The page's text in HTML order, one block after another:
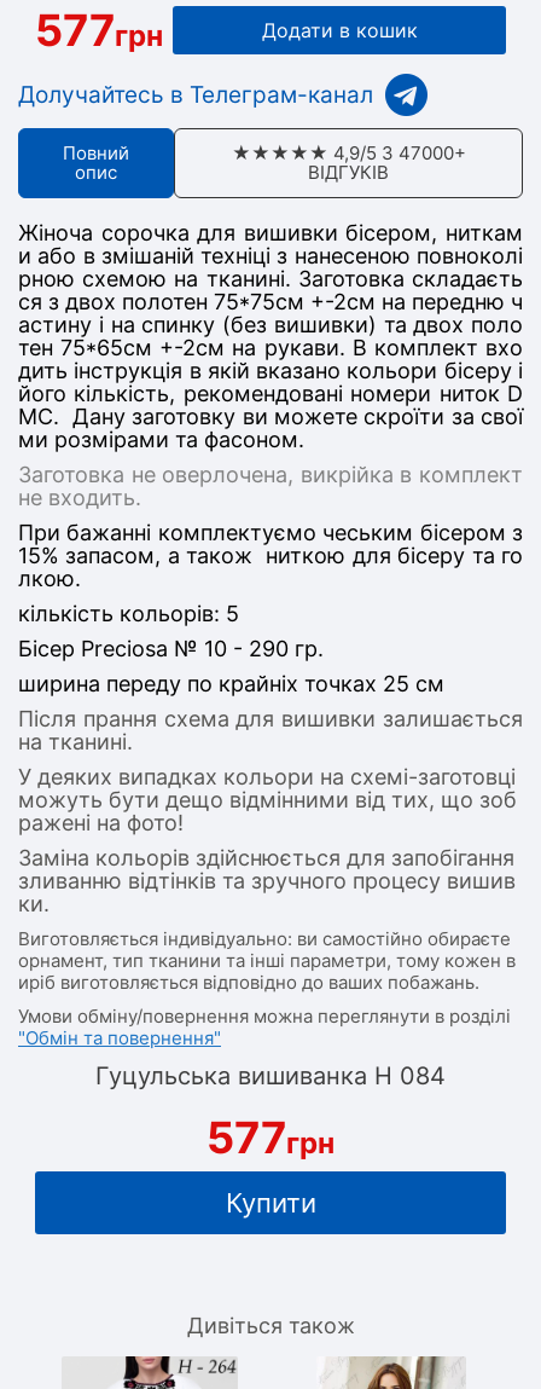
577грн Додати в кошик
Долучайтесь в Телеграм-канал
Повний
опис
★★★★★ 4,9/5 З 47000+
ВІДГУКІВ
Жіноча сорочка для вишивки бісером, ниткам
и або в змішаній техніці з нанесеною повноколі
рною схемою на тканині. Заготовка складаєть
ся з двох полотен 75*75см +-2см на передню ч
астину і на спинку (без вишивки) та двох поло
тен 75*65см +-2см на рукави. В комплект вхо
дить інструкція в якій вказано кольори бісеру і
його кількість, рекомендовані номери ниток D
MC. Дану заготовку ви можете скроїти за свої
ми розмірами та фасоном.
Заготовка не оверлочена, викрійка в комплект
не входить.
При бажанні комплектуємо чеським бісером з
15% запасом, а також ниткою для бісеру та го
лкою.
кількість кольорів: 5
Бісер Preciosa № 10 - 290 гр.
ширина переду по крайніх точках 25 см
Після прання схема для вишивки залишається
на тканині.
У деяких випадках кольори на схемі-заготовці
можуть бути дещо відмінними від тих, що зоб
ражені на фото!
Заміна кольорів здійснюється для запобігання
зливанню відтінків та зручного процесу вишив
ки.
Виготовляється індивідуально: ви самостійно обираєте
орнамент, тип тканини та інші параметри, тому кожен в
иріб виготовляється відповідно до ваших побажань.
Умови обміну/повернення можна переглянути в розділі
"Обмін та повернення"
Гуцульська вишиванка Н 084
577грн
Купити
Дивіться також